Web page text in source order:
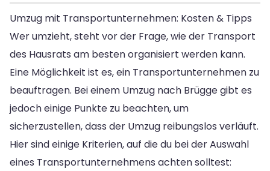
Umzug mit Transportunternehmen: Kosten & Tipps
Wer umzieht, steht vor der Frage, wie der Transport
des Hausrats am besten organisiert werden kann.
Eine Möglichkeit ist es, ein Transportunternehmen zu
beauftragen. Bei einem Umzug nach Brügge gibt es
jedoch einige Punkte zu beachten, um
sicherzustellen, dass der Umzug reibungslos verläuft.
Hier sind einige Kriterien, auf die du bei der Auswahl
eines Transportunternehmens achten solltest: